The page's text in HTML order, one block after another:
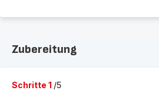
Zubereitung
Schritte 1 /5